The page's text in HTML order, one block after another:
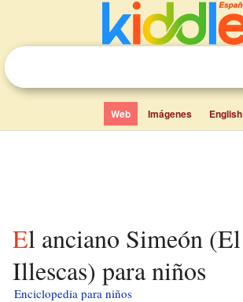
Web Imágenes English
El anciano Simeón (El Greco,
Illescas) para niños
Enciclopedia para niños